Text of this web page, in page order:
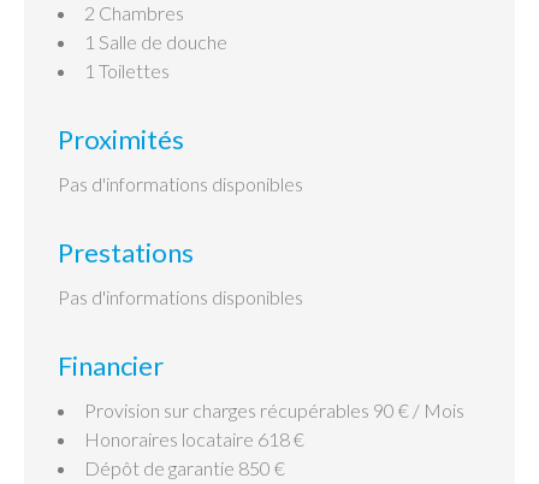
2 Chambres
1 Salle de douche
1 Toilettes
Proximités
Pas d'informations disponibles
Prestations
Pas d'informations disponibles
Financier
Provision sur charges récupérables 90 € / Mois
Honoraires locataire 618 €
Dépôt de garantie 850 €